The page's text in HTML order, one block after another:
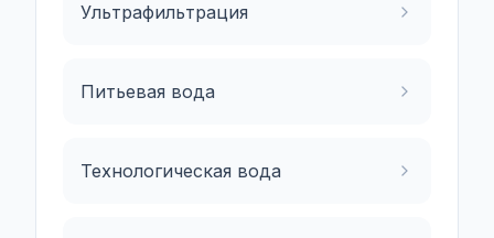
Ультрафильтрация
Питьевая вода
Технологическая вода